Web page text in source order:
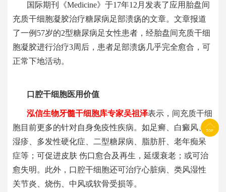
国际期刊《Medicine》于17年12月发表了应用胎盘间
充质干细胞凝胶治疗糖尿病足部溃疡的文章。文章报道
了一例57岁的2型糖尿病足女性患者，经胎盘间充质干细
胞凝胶进行治疗3周后，患者足部溃疡几乎完全愈合，可
正常下地活动。
口腔干细胞医用价值
泓信生物牙髓干细胞库专家吴祖泽表示，间充质干细
胞目前更多的针对自身免疫性疾病。 如足癣、白癜风、
湿疹、多发性硬化症、二型糖尿病、脂肪肝、老年痴呆
症等；可促进皮肤 伤口愈合及再生，延缓衰老；或可治
愈失明。此外， 口腔干细胞还可治疗心脏病、类风湿性
关节炎、烧伤、中风或软骨受损等。